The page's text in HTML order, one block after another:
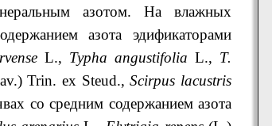
азотом. На влажных
азота эдификаторами
L., Typha angustifolia L., T.
Trin. ex Steud.,Scirpus lacustris
со средним содержанием азота